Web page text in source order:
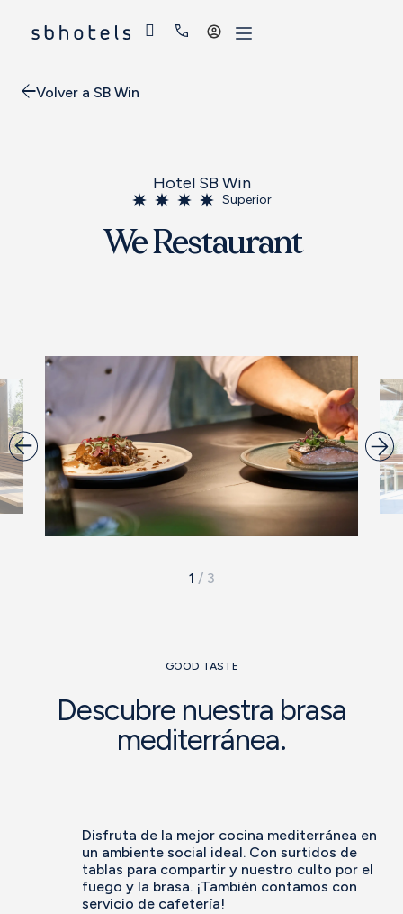
Acceder
Volver a SB Win
Hotel SB Win
Superior
We Restaurant
1 / 3
GOOD TASTE
Descubre nuestra brasa
mediterránea.
Disfruta de la mejor cocina mediterránea en
un ambiente social ideal. Con surtidos de
tablas para compartir y nuestro culto por el
fuego y la brasa. ¡También contamos con
servicio de cafetería!